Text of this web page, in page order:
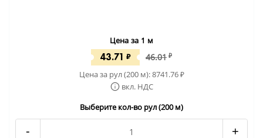
Цена за 1 м
43.71 ₽ 46.01 ₽
Цена за рул (200 м):8741.76₽
вкл. НДС
Выберите кол-во рул (200 м)
- +